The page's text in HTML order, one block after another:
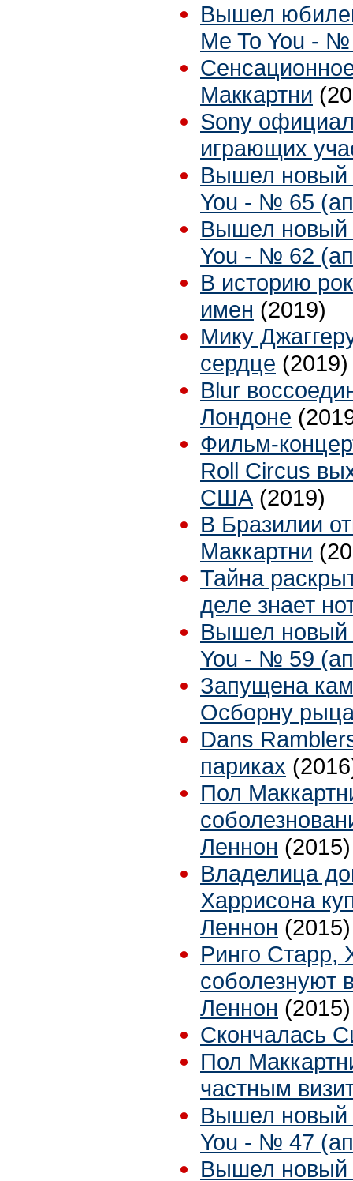
Вышел
Me To You -
Маккартни
Sony
играющих
Вышел новый
You - № 65
Вышел новый
You - № 62
В историю
имен (2019)
Мику
сердце (2019)
Blur
Лондоне
Фильм-
Roll Circus
США (2019)
В Бразилии
Маккартни
Тайна
деле знает
Вышел новый
You - № 59
Запущена
Осборну
Dans
париках
Пол
Леннон (2015)
Владелица
Харрисона
Леннон (2015)
Ринго Старр,
соболезнуют
Леннон (2015)
Скончалась
Пол
частным
Вышел новый
You - № 47
Вышел новый